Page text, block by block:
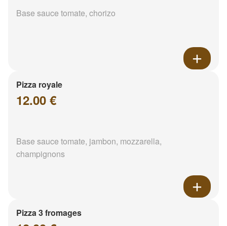
Base sauce tomate, chorizo
Pizza royale
12.00 €
Base sauce tomate, jambon, mozzarella,
champignons
Pizza 3 fromages